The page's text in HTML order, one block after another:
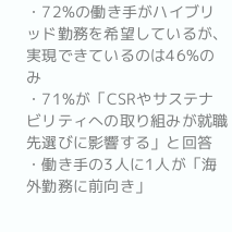
・72%の働き手がハイブリ
ッド勤務を希望しているが、
実現できているのは46%の
み
・71%が「CSRやサステナ
ビリティへの取り組みが就職
先選びに影響する」と回答
・働き手の3人に1人が「海
外勤務に前向き」